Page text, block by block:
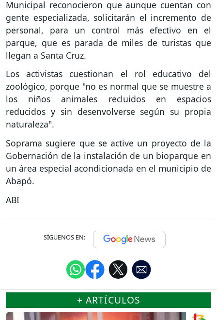
Municipal reconocieron que aunque cuentan con
gente especializada, solicitarán el incremento de
personal, para un control más efectivo en el
parque, que es parada de miles de turistas que
llegan a Santa Cruz.
Los activistas cuestionan el rol educativo del
zoológico, porque "no es normal que se muestre a
los niños animales recluidos en espacios
reducidos y sin desenvolverse según su propia
naturaleza".
Soprama sugiere que se active un proyecto de la
Gobernación de la instalación de un bioparque en
un área especial acondicionada en el municipio de
Abapó.
ABI
SÍGUENOS EN:
+ ARTÍCULOS